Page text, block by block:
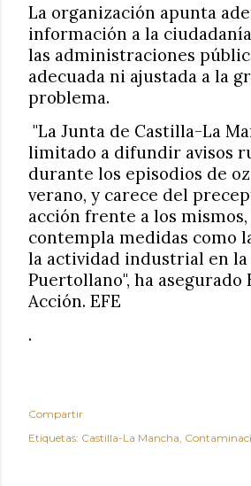
La organización apunta
información a la
las administraciones
adecuada ni ajustada a la
problema.
"La Junta de Castilla-La
limitado a difundir avisos
durante los episodios de
verano, y carece del
acción frente a los
contempla medidas como
la actividad industrial en la
Puertollano", ha asegurado
Acción. EFE
.
Compartir
Etiquetas: Castilla-La Mancha